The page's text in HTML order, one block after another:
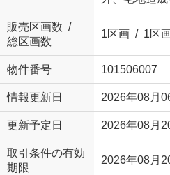
販売区画数 /
総区画数
1区画 / 1区
物件番号 101506007
情報更新日 2026年08月
更新予定日 2026年08月
取引条件の有効
期限
2026年08月